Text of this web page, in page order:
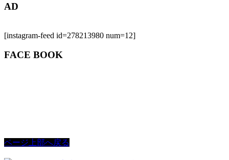
AD
[instagram-feed id=278213980 num=12]
FACE BOOK
ページ上部へ戻る